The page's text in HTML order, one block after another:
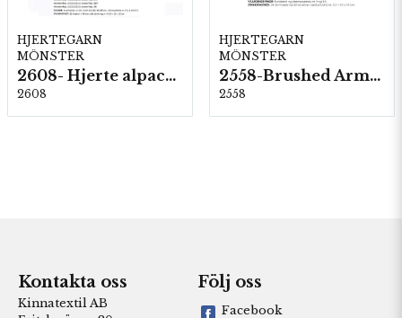
HJERTEGARN
MÖNSTER
2608- Hjerte alpacka
2608
HJERTEGARN
MÖNSTER
2558-Brushed Armonia
2558
Kontakta oss
Kinnatextil AB
Följ oss
Facebook